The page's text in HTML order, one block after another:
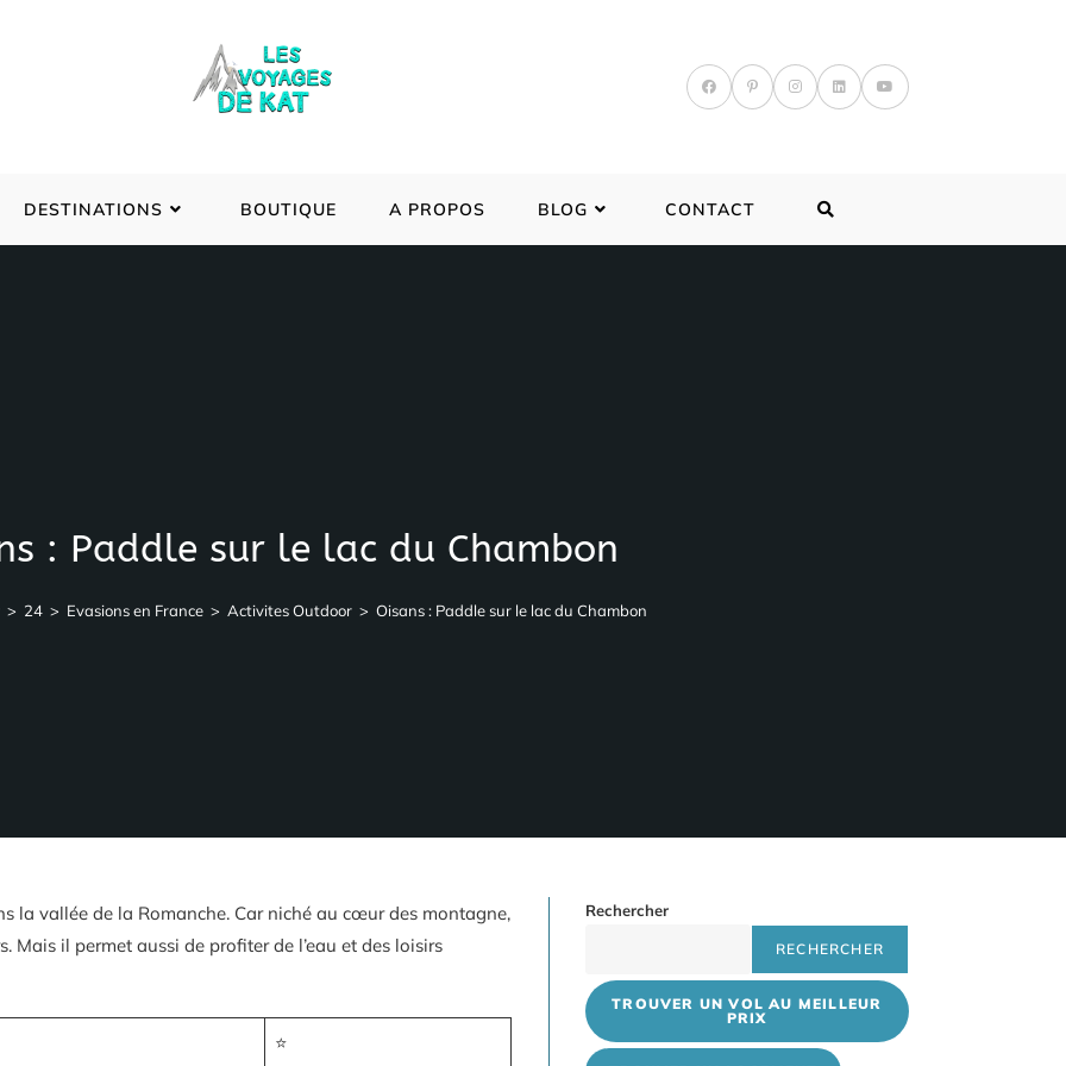
DESTINATIONS BOUTIQUE A PROPOS BLOG CONTACT TOGGLE
: Paddle sur le lac du Chambon
> 24 > Evasions en France > Activites Outdoor > Oisans : Paddle sur le lac du Chambon
la vallée de la Romanche. Car niché au cœur des montagne,
Mais il permet aussi de profiter de l’eau et des loisirs
⭐
Rechercher
RECHERCHER
TROUVER UN VOL AU MEILLEUR
PRIX